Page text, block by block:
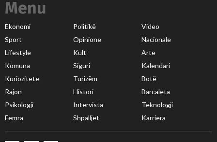
Menu
Ekonomi Politikë
Video
Sport
Opinione
Nacionale
Lifestyle
Kult
Arte
Komuna
Siguri
Kalendari
Kuriozitete
Turizëm
Botë
Rajon
Histori
Barcaleta
Psikologji
Intervista
Teknologji
Femra
Shpalljet Karriera